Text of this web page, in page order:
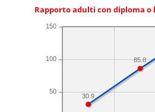
Rapporto adulti con diploma
50
100
150
85.8
30.9